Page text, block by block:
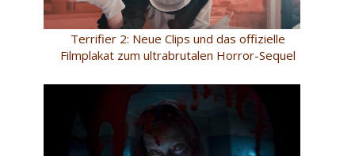
Terrifier 2: Neue Clips und das offizielle
Filmplakat zum ultrabrutalen Horror-Sequel